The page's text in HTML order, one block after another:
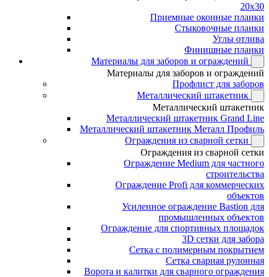
20x30
Приемные оконные планки
Стыковочные планки
Углы отлива
Финишные планки
Материалы для заборов и ограждений
Материалы для заборов и ограждений
Профлист для заборов
Металлический штакетник
Металлический штакетник
Металлический штакетник Grand Line
Металлический штакетник Металл Профиль
Ограждения из сварной сетки
Ограждения из сварной сетки
Ограждение Medium для частного
строительства
Ограждение Profi для коммерческих
объектов
Усиленное ограждение Bastion для
промышленных объектов
Ограждение для спортивных площадок
3D сетки для забора
Сетка с полимерным покрытием
Сетка сварная рулонная
Ворота и калитки для сварного ограждения